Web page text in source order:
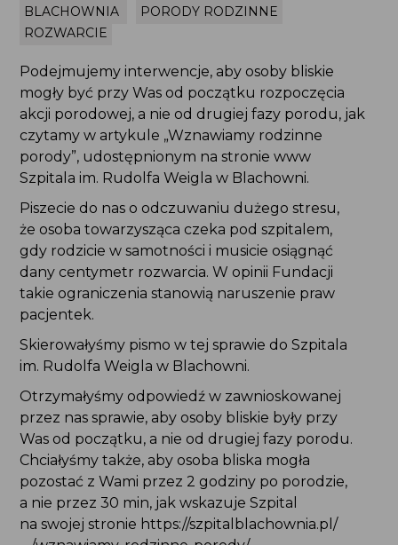
BLACHOWNIA
PORODY RODZINNE
ROZWARCIE
Podejmujemy interwencje, aby osoby bliskie
mogły być przy Was od początku rozpoczęcia
akcji porodowej, a nie od drugiej fazy porodu, jak
czytamy w artykule „Wznawiamy rodzinne
porody”, udostępnionym na stronie www Szpitala
im. Rudolfa Weigla w Blachowni.
Piszecie do nas o odczuwaniu dużego stresu,
że osoba towarzysząca czeka pod szpitalem,
gdy rodzicie w samotności i musicie osiągnąć dany
centymetr rozwarcia. W opinii Fundacji takie
ograniczenia stanowią naruszenie praw pacjentek.
im. Rudolfa Weigla w Blachowni.
przez nas sprawie, aby osoby bliskie były przy Was
od początku, a nie od drugiej fazy porodu.
Chciałyśmy także, aby osoba bliska mogła pozostać
z Wami przez 2 godziny po porodzie,
a nie przez 30 min, jak wskazuje Szpital na swojej
stronie https://szpitalblachownia.pl/…/wznawiamy-
rodzinne-porody/.